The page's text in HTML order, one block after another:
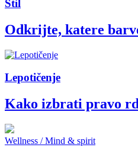
Stil
Odkrijte, katere
Lepotičenje
Kako izbrati pravo
Wellness / Mind & spirit